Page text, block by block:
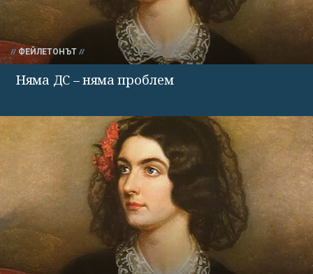
ФЕЙЛЕТОНЪТ
Няма ДС – няма проблем